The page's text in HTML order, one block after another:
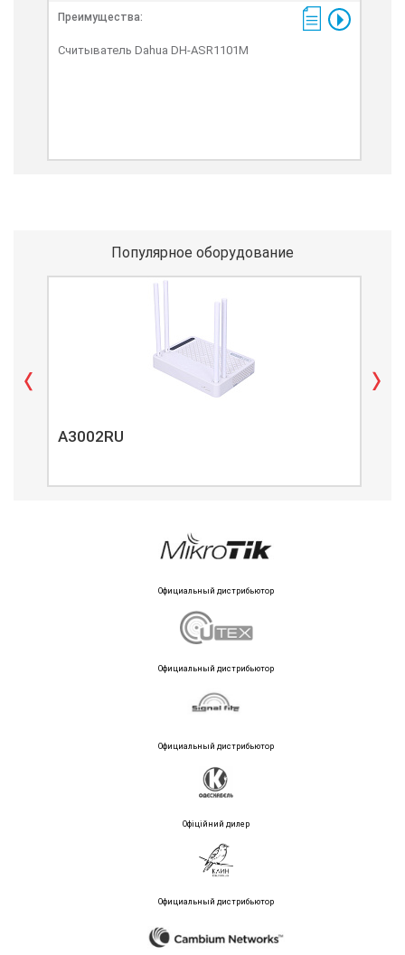
Преимущества:
Считыватель Dahua DH-ASR1101M
Популярное оборудование
A3002RU
Официальный дистрибьютор
Официальный дистрибьютор
Официальный дистрибьютор
Офіційний дилер
Официальный дистрибьютор